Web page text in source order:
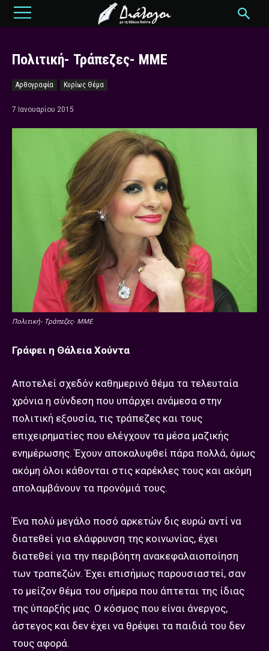
Πολιτική- Τράπεζες- ΜΜΕ
Αρθογραφία Κυρίως Θέμα
7 Ιανουαρίου 2015
Πολιτική- Τράπεζες- ΜΜΕ
Γράφει η Θάλεια Χούντα
Αποτελεί σχεδόν καθημερινό θέμα τα τελευταία
χρόνια η σύνδεση που υπάρχει ανάμεσα στην
πολιτική εξουσία, τις τράπεζες και τους
επιχειρηματίες που ελέγχουν τα μέσα μαζικής
ενημέρωσης. Έχουν αποκαλυφθεί πάρα πολλά, όμως
ακόμη όλοι κάθονται στις καρέκλες τους και ακόμη
απολαμβάνουν τα προνόμιά τους.
Ένα πολύ μεγάλο ποσό αρκετών δις ευρώ αντί να
διατεθεί για ελάφρυνση της κοινωνίας, έχει
διατεθεί για την περιβόητη ανακεφαλαιοποίηση
των τραπεζών. Έχει επισήμως παρουσιαστεί, σαν
το μείζον θέμα του σήμερα που άπτεται της ίδιας
της ύπαρξής μας. Ο κόσμος που είναι άνεργος,
άστεγος και δεν έχει να θρέψει τα παιδιά του δεν
τους αφορά.